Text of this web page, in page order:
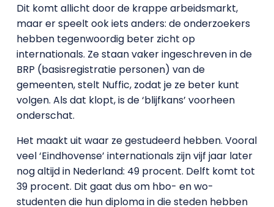
Dit komt allicht door de krappe arbeidsmarkt,
maar er speelt ook iets anders: de onderzoekers
hebben tegenwoordig beter zicht op
internationals. Ze staan vaker ingeschreven in de
BRP (basisregistratie personen) van de
gemeenten, stelt Nuffic, zodat je ze beter kunt
volgen. Als dat klopt, is de ‘blijfkans’ voorheen
onderschat.
Het maakt uit waar ze gestudeerd hebben. Vooral
veel ‘Eindhovense’ internationals zijn vijf jaar later
nog altijd in Nederland: 49 procent. Delft komt tot
39 procent. Dit gaat dus om hbo- en wo-
studenten die hun diploma in die steden hebben